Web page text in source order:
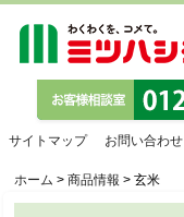
サイトマップ お問い合わせ
ホーム > 商品情報 > 玄米